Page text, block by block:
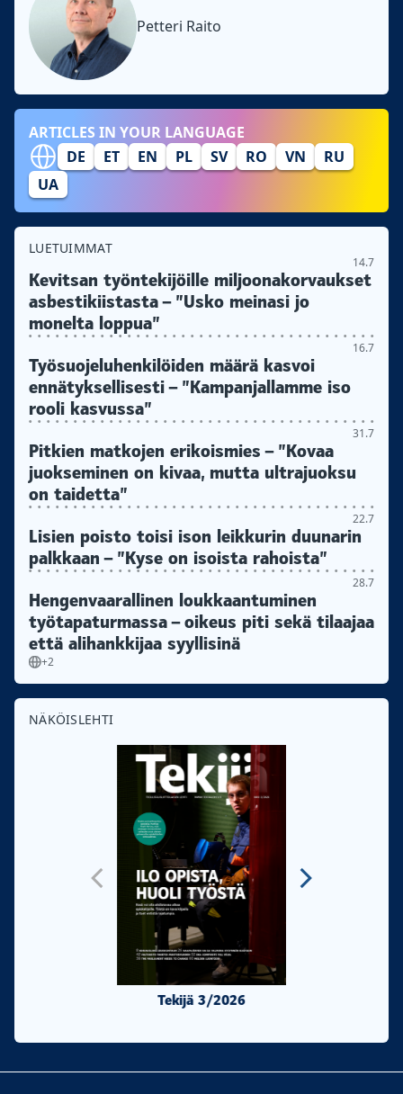
Petteri Raito
ARTICLES IN YOUR LANGUAGE
DE
ET EN PL SV RO VN
RU
UA
LUETUIMMAT
14.7
Kevitsan työntekijöille miljoonakorvaukset
asbestikiistasta – ”Usko meinasi jo
monelta loppua”
16.7
Työsuojeluhenkilöiden määrä kasvoi
ennätyksellisesti – ”Kampanjallamme iso
rooli kasvussa”
31.7
Pitkien matkojen erikoismies – ”Kovaa
juokseminen on kivaa, mutta ultrajuoksu
on taidetta”
22.7
Lisien poisto toisi ison leikkurin duunarin
palkkaan – ”Kyse on isoista rahoista”
28.7
Hengenvaarallinen loukkaantuminen
työtapaturmassa – oikeus piti sekä tilaajaa
että alihankkijaa syyllisinä
+2
NÄKÖISLEHTI
Tekijä 3/2026